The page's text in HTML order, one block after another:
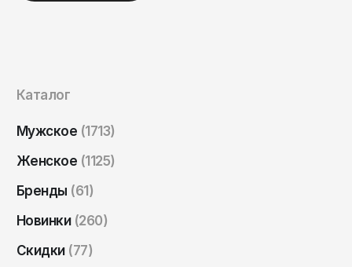
Каталог
Мужское (1713)
Женское (1125)
Бренды (61)
Новинки (260)
Скидки (77)